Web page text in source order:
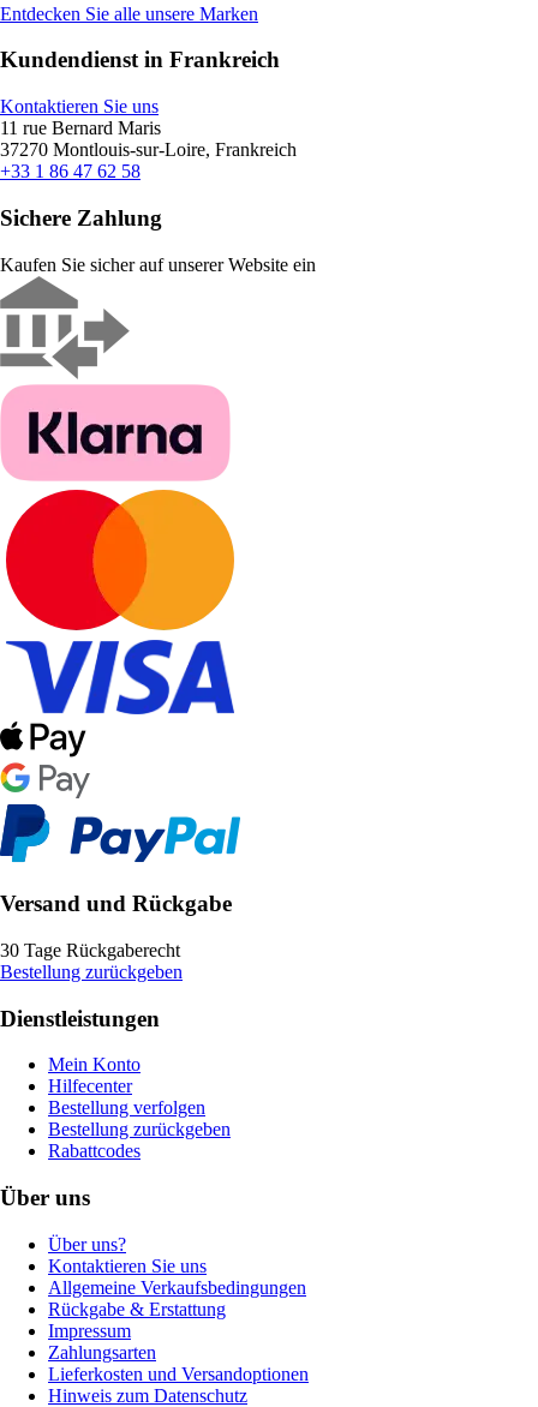
Entdecken Sie alle unsere Marken
Kundendienst in Frankreich
Kontaktieren Sie uns
11 rue Bernard Maris
37270 Montlouis-sur-Loire, Frankreich
+33 1 86 47 62 58
Sichere Zahlung
Kaufen Sie sicher auf unserer Website ein
Versand und Rückgabe
30 Tage Rückgaberecht
Bestellung zurückgeben
Dienstleistungen
Mein Konto
Hilfecenter
Bestellung verfolgen
Bestellung zurückgeben
Rabattcodes
Über uns
Über uns?
Kontaktieren Sie uns
Allgemeine Verkaufsbedingungen
Rückgabe & Erstattung
Impressum
Zahlungsarten
Lieferkosten und Versandoptionen
Hinweis zum Datenschutz